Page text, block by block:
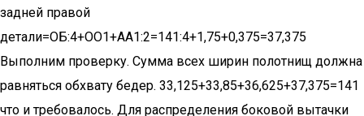
задней правой
детали=ОБ:4+ОО1+АА1:2=141:4+1,75+0,375=37,375
Выполним проверку. Сумма всех ширин полотнищ должна
равняться обхвату бедер. 33,125+33,85+36,625+37,375=141
что и требовалось. Для распределения боковой вытачки